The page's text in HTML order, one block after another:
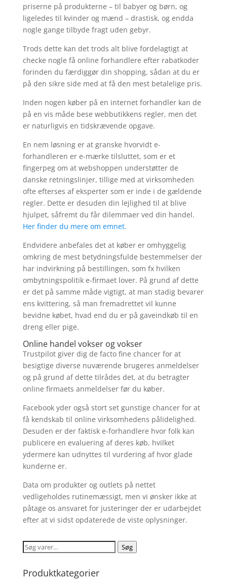
priserne på produkterne – til babyer og børn, og
ligeledes til kvinder og mænd – drastisk, og endda
nogle gange tilbyde fragt uden gebyr.
Trods dette kan det trods alt blive fordelagtigt at
checke nogle få online forhandlere efter rabatkoder
forinden du færdiggør din shopping, sådan at du er
på den sikre side med at få den mest betalelige pris.
Inden nogen køber på en internet forhandler kan de
på en vis måde bese webbutikkens regler, men det
er naturligvis en tidskrævende opgave.
En nem løsning er at granske hvorvidt e-
forhandleren er e-mærke tilsluttet, som er et
fingerpeg om at webshoppen understøtter de
danske retningslinjer, tillige med at virksomheden
ofte efterses af eksperter som er inde i de gældende
regler. Dette er desuden din lejlighed til at blive
hjulpet, såfremt du får dilemmaer ved din handel.
Her finder du mere om emnet.
Endvidere anbefales det at køber er omhyggelig
omkring de mest betydningsfulde bestemmelser der
har indvirkning på bestillingen, som fx hvilken
ombytningspolitik e-firmaet lover. På grund af dette
er det på samme måde vigtigt, at man stadig bevarer
ens kvittering, så man fremadrettet vil kunne
bevidne købet, hvad end du er på gaveindkøb til en
dreng eller pige.
Online handel vokser og vokser
Trustpilot giver dig de facto fine chancer for at
besigtige diverse nuværende brugeres anmeldelser
og på grund af dette tilrådes det, at du betragter
online firmaets anmeldelser før du køber.
Facebook yder også stort set gunstige chancer for at
få kendskab til online virksomhedens pålidelighed.
Desuden er der faktisk e-forhandlere hvor folk kan
publicere en evaluering af deres køb, hvilket
ydermere kan udnyttes til vurdering af hvor glade
kunderne er.
Data om produkter og outlets på nettet
vedligeholdes rutinemæssigt, men vi ønsker ikke at
påtage os ansvaret for justeringer der er udarbejdet
efter at vi sidst opdaterede de viste oplysninger.
Søg
Søg
Produktkategorier